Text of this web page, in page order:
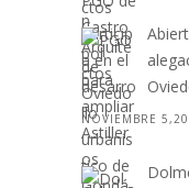
NOVIEMBRE